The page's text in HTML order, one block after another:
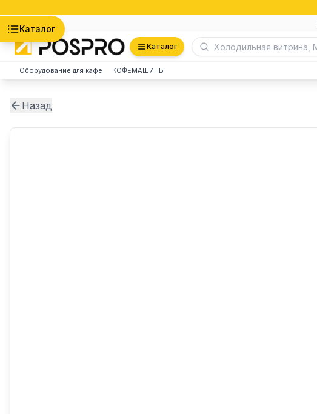
Каталог
Каталог
Оборудование для кафе КОФЕМАШИНЫ
Назад